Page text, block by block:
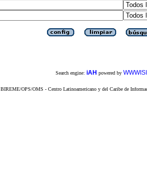
Search engine: iAH powered by
BIREME/OPS/OMS - Centro Latinoamericano y del Caribe de